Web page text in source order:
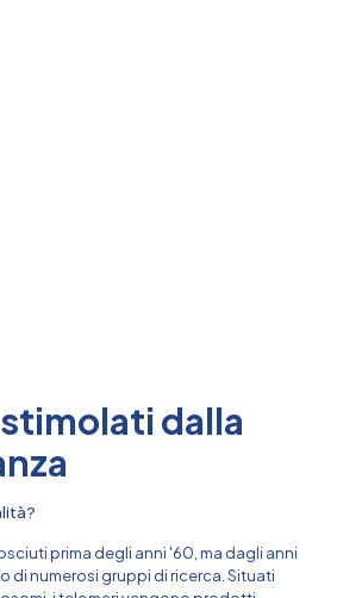
dalla
prima degli anni '60, ma dagli anni
di numerosi gruppi di ricerca. Situati